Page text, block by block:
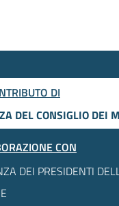
DI
DEL CONSIGLIO DEI
CON
DEI PRESIDENTI